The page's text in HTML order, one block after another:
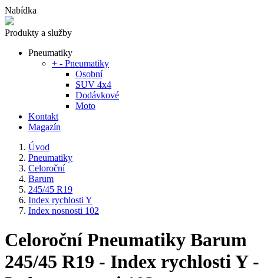
Nabídka
Produkty a služby
Pneumatiky
+ - Pneumatiky
Osobní
SUV 4x4
Dodávkové
Moto
Kontakt
Magazín
Úvod
Pneumatiky
Celoroční
Barum
245/45 R19
Index rychlosti Y
Index nosnosti 102
Celoroční Pneumatiky Barum
245/45 R19 - Index rychlosti Y -